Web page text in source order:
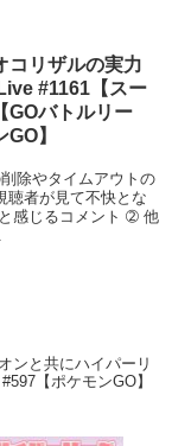
コリザルの実力
#1161【スー
GOバトルリー
】
除やタイムアウトの
者が見て不快とな
感じるコメント ➁ 他
ンと共にハイパーリ
【ポケモンGO】